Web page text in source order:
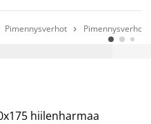
Pimennysverhot  Pimennysverho
hiilenharmaa